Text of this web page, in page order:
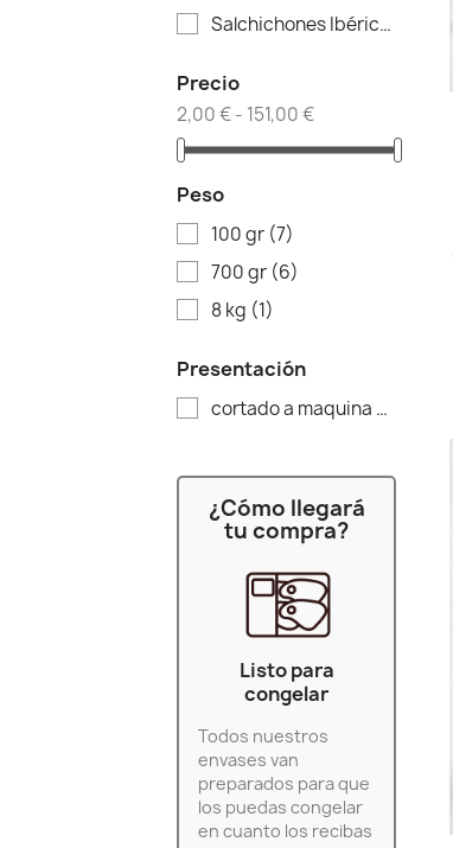
Salchichones Ibéricos
Precio
2,00 € - 151,00 €
Peso
100 gr (7)
700 gr (6)
8 kg (1)
Presentación
cortado a maquina
(1)
¿Cómo llegará
tu compra?
Listo para
congelar
Todos nuestros
envases van
preparados para que
los puedas congelar
en cuanto los recibas